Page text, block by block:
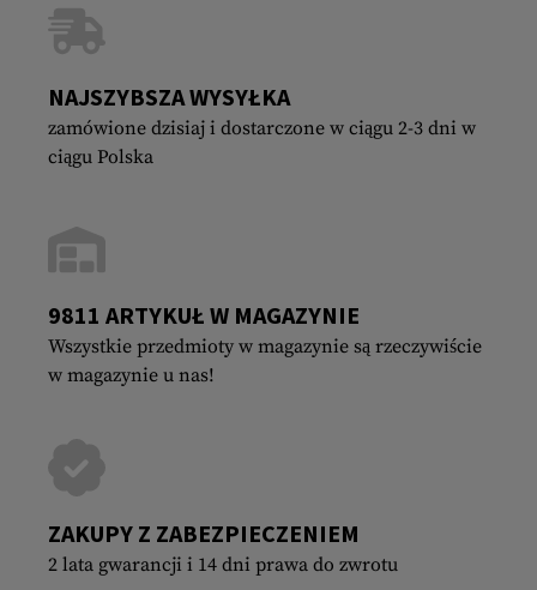
NAJSZYBSZA WYSYŁKA
zamówione dzisiaj i dostarczone w ciągu 2-3 dni w
ciągu Polska
9811 ARTYKUŁ W MAGAZYNIE
Wszystkie przedmioty w magazynie są rzeczywiście
w magazynie u nas!
ZAKUPY Z ZABEZPIECZENIEM
2 lata gwarancji i 14 dni prawa do zwrotu